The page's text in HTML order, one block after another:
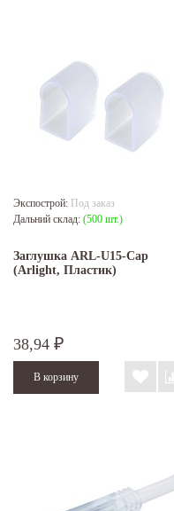
Экспострой: Под заказ
Дальний склад: (500 шт.)
Заглушка ARL-U15-Cap
(Arlight, Пластик)
38,94 ₽